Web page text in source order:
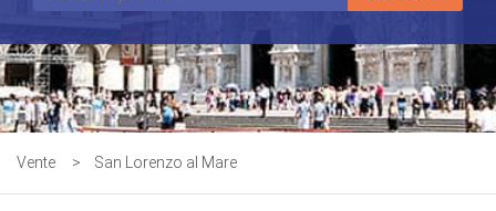
Vente > San Lorenzo al Mare